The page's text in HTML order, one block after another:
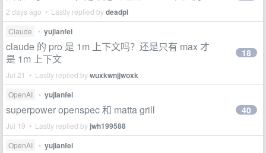
2 days ago • Lastly replied bydeadpl
Claude • yujianfei
claude 的 pro 是 1m 上下文吗？还是只有 max 才
是 1m 上下文
Jul 21 • Lastly replied bywuxkwnjjwoxk
18
OpenAI • yujianfei
superpower openspec 和 matta grill
Jul 19 • Lastly replied by jwh199588
40
OpenAI • yujianfei